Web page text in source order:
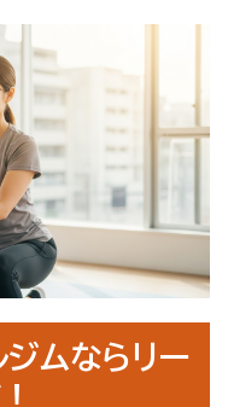
ムならリー